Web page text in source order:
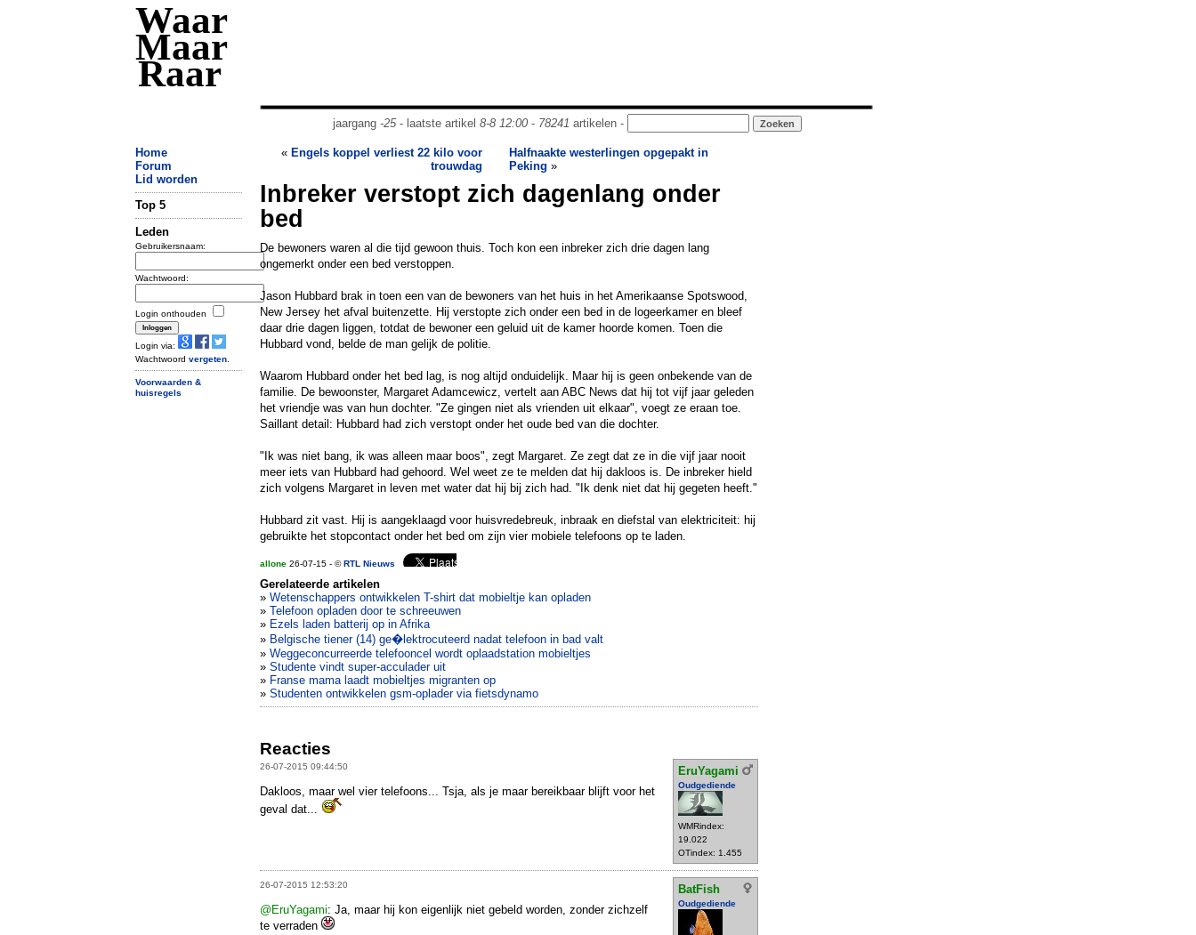
Waar
Maar
Raar
jaargang -25- laatste artikel 8-8 12:00- 78241 artikelen -
Home
Forum
Lid worden
Top 5
Leden
Gebruikersnaam:
Wachtwoord:
Login onthouden
Login via:
Wachtwoord vergeten
Voorwaarden &
huisregels
« Engels koppel verliest 22 kilo voor
trouwdag
Halfnaakte westerlingen opgepakt in
Peking »
Inbreker verstopt zich dagenlang onder
bed
De bewoners waren al die tijd gewoon thuis. Toch kon een inbreker zich drie dagen lang
ongemerkt onder een bed verstoppen.
Jason Hubbard brak in toen een van de bewoners van het huis in het Amerikaanse Spotswood,
New Jersey het afval buitenzette. Hij verstopte zich onder een bed in de logeerkamer en bleef
daar drie dagen liggen, totdat de bewoner een geluid uit de kamer hoorde komen. Toen die
Hubbard vond, belde de man gelijk de politie.
Waarom Hubbard onder het bed lag, is nog altijd onduidelijk. Maar hij is geen onbekende van de
familie. De bewoonster, Margaret Adamcewicz, vertelt aan ABC News dat hij tot vijf jaar geleden
het vriendje was van hun dochter. "Ze gingen niet als vrienden uit elkaar", voegt ze eraan toe.
Saillant detail: Hubbard had zich verstopt onder het oude bed van die dochter.
"Ik was niet bang, ik was alleen maar boos", zegt Margaret. Ze zegt dat ze in die vijf jaar nooit
meer iets van Hubbard had gehoord. Wel weet ze te melden dat hij dakloos is. De inbreker hield
zich volgens Margaret in leven met water dat hij bij zich had. "Ik denk niet dat hij gegeten heeft."
Hubbard zit vast. Hij is aangeklaagd voor huisvredebreuk, inbraak en diefstal van elektriciteit: hij
gebruikte het stopcontact onder het bed om zijn vier mobiele telefoons op te laden.
allone 26-07-15 - ©RTL Nieuws
Gerelateerde artikelen
» Wetenschappers ontwikkelen T-shirt dat mobieltje kan opladen
» Telefoon opladen door te schreeuwen
» Ezels laden batterij op in Afrika
» Belgische tiener (14) ge�lektrocuteerd nadat telefoon in bad valt
» Weggeconcurreerde telefooncel wordt oplaadstation mobieltjes
» Studente vindt super-acculader uit
» Franse mama laadt mobieltjes migranten op
» Studenten ontwikkelen gsm-oplader via fietsdynamo
Reacties
26-07-2015 09:44:50 EruYagami
Oudgediende
WMRindex:
19.022
OTindex: 1.455
Dakloos, maar wel vier telefoons... Tsja, als je maar bereikbaar blijft voor het
geval dat...
26-07-2015 12:53:20 BatFish
Oudgediende
@EruYagami: Ja, maar hij kon eigenlijk niet gebeld worden, zonder zichzelf
te verraden